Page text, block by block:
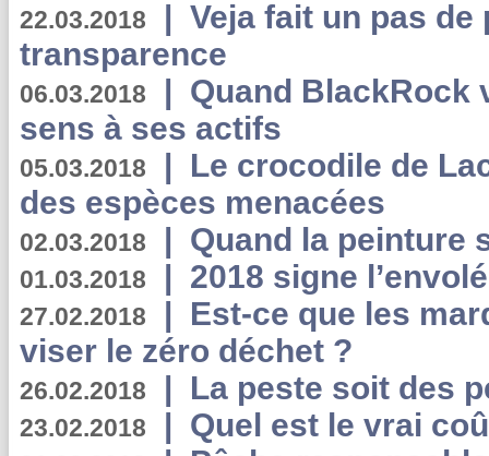
22.03.2018 | Veja fait un pas de
transparence
06.03.2018 | Quand BlackRock
sens à ses actifs
05.03.2018 | Le crocodile de
des espèces menacées
02.03.2018 | Quand la peinture
01.03.2018 | 2018 signe
27.02.2018 | Est-ce que les
viser le zéro déchet ?
26.02.2018 | La peste soit des
23.02.2018 | Quel est le vrai